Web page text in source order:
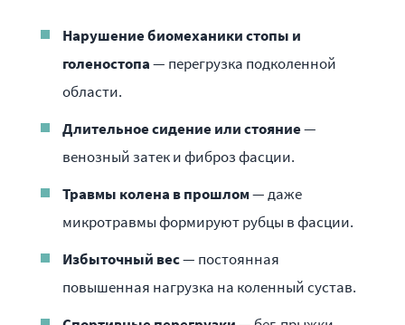
Нарушение биомеханики стопы и
голеностопа— перегрузка подколенной
области.
Длительное сидение или стояние—
венозный затек и фиброз фасции.
Травмы колена в прошлом— даже
микротравмы формируют рубцы в фасции.
Избыточный вес— постоянная
повышенная нагрузка на коленный сустав.